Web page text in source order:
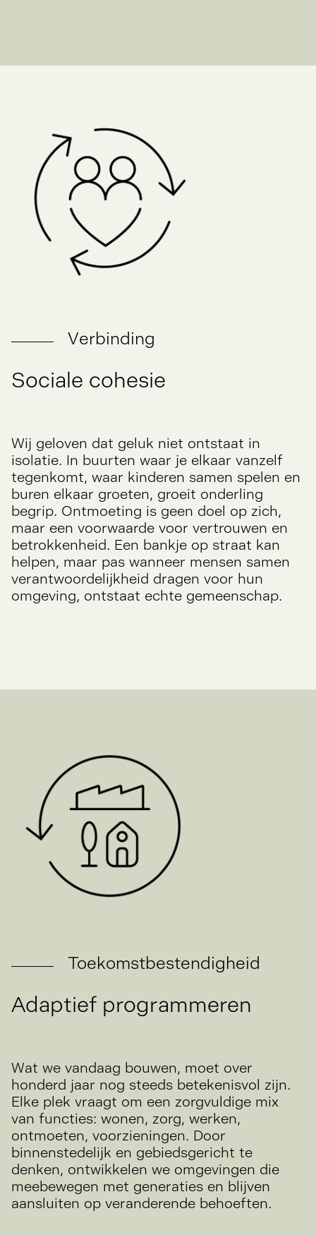
Verbinding
Sociale cohesie
Wij geloven dat geluk niet ontstaat in
isolatie. In buurten waar je elkaar vanzelf
tegenkomt, waar kinderen samen spelen en
buren elkaar groeten, groeit onderling
begrip. Ontmoeting is geen doel op zich,
maar een voorwaarde voor vertrouwen en
betrokkenheid. Een bankje op straat kan
helpen, maar pas wanneer mensen samen
verantwoordelijkheid dragen voor hun
omgeving, ontstaat echte gemeenschap.
Toekomstbestendigheid
Adaptief programmeren
Wat we vandaag bouwen, moet over
honderd jaar nog steeds betekenisvol zijn.
Elke plek vraagt om een zorgvuldige mix
van functies: wonen, zorg, werken,
ontmoeten, voorzieningen. Door
binnenstedelijk en gebiedsgericht te
denken, ontwikkelen we omgevingen die
meebewegen met generaties en blijven
aansluiten op veranderende behoeften.